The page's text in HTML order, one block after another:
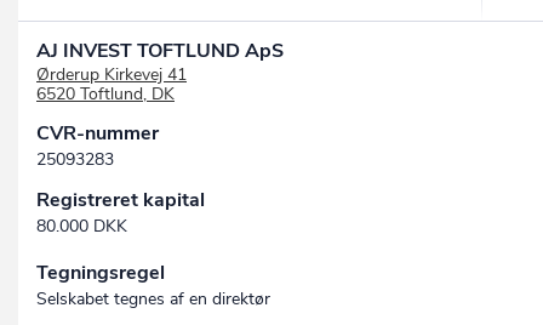
AJ INVEST TOFTLUND ApS
Ørderup Kirkevej 41
6520 Toftlund, DK
CVR-nummer
25093283
Registreret kapital
80.000 DKK
Tegningsregel
Selskabet tegnes af en direktør